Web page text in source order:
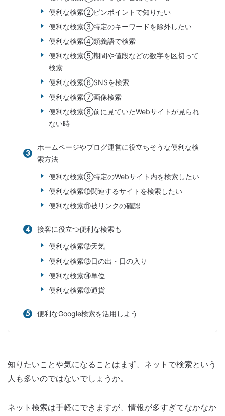
便利な検索②ピンポイントで知りたい
便利な検索③特定のキーワードを除外したい
便利な検索④類義語で検索
便利な検索⑤期間や値段などの数字を区切って
検索
便利な検索⑥SNSを検索
便利な検索⑦画像検索
便利な検索⑧前に見ていたWebサイトが見られ
ない時
ホームページやブログ運営に役立ちそうな便利な検
索方法
便利な検索⑨特定のWebサイト内を検索したい
便利な検索⑩関連するサイトを検索したい
便利な検索⑪被リンクの確認
接客に役立つ便利な検索も
便利な検索⑫天気
便利な検索⑬日の出・日の入り
便利な検索⑭単位
便利な検索⑮通貨
便利なGoogle検索を活用しよう
知りたいことや気になることはまず、ネットで検索という
人も多いのではないでしょうか。
ネット検索は手軽にできますが、情報が多すぎてなかなか